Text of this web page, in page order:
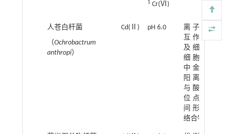
1 Cr(Ⅵ)
人苍白杆菌
（Ochrobactrum
anthropi）
Cd(Ⅱ) pH 6.0
离子相
互作用
及细菌
细胞壁
中金属
阳离子
与酸性
位点之
间形成
络合物